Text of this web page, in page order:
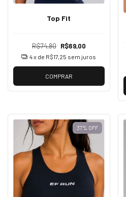
Top Fit
R$74,80 R$69,00
4x de R$17,25 sem juros
COMPRAR
37% OFF